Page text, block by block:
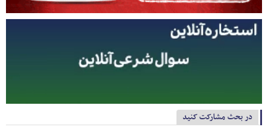
در بحث مشارکت کنید